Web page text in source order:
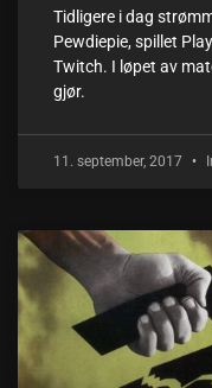
Tidligere i dag
Pewdiepie, spillet
Twitch. I løpet av
gjør.
11. september, 2017